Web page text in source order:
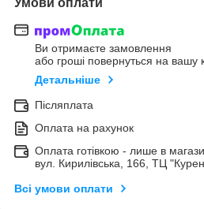
Ви отримаєте замовлення
або гроші повернуться на вашу
Детальніше
Післяплата
Оплата на рахунок
Оплата готівкою - лише в
вул. Кирилівська, 166, ТЦ
Всі умови оплати